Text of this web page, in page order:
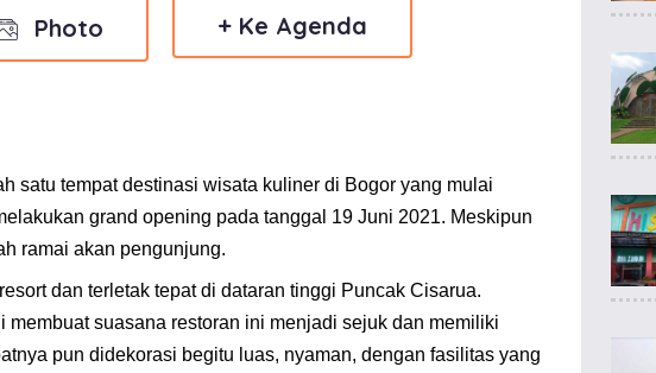
Photo + Ke Agenda
satu tempat destinasi wisata kuliner di Bogor yang mulai
grand opening pada tanggal 19 Juni 2021. Meskipun
ramai akan pengunjung.
dan terletak tepat di dataran tinggi Puncak Cisarua.
membuat suasana restoran ini menjadi sejuk dan memiliki
pun didekorasi begitu luas, nyaman, dengan fasilitas yang